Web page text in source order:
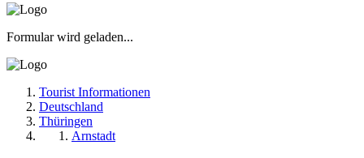
Formular wird geladen...
Tourist Informationen
Deutschland
Thüringen
Arnstadt